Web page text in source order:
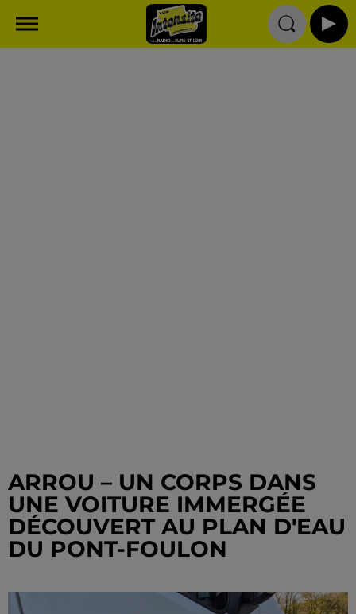
ARROU – UN CORPS DANS
UNE VOITURE IMMERGÉE
DÉCOUVERT AU PLAN D'EAU
DU PONT-FOULON